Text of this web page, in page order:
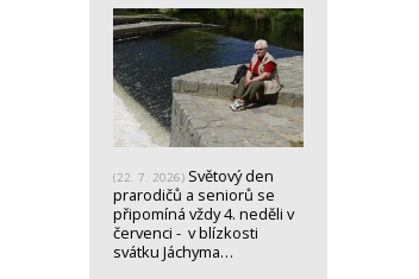
(22. 7. 2026) Světový den
prarodičů a seniorů se
připomíná vždy 4. neděli v
červenci - v blízkosti
svátku Jáchyma…